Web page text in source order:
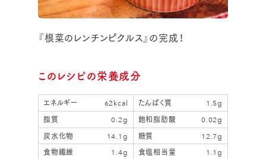
『根菜のレンチンピクルス』の完成！
このレシピの栄養成分
エネルギー 62kcal たんぱく質
1.5g
脂質
0.2g 飽和脂肪酸
0.02g
炭水化物
14.1g 糖質
12.7g
食物繊維
1.4g 食塩相当量 1.1g